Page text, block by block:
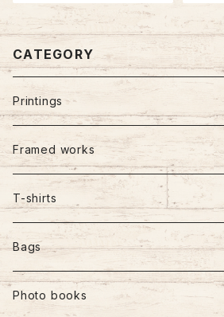
CATEGORY
Printings
Framed works
T-shirts
Bags
Photo books